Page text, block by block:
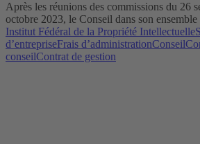
Après les réunions des commissions du 26
octobre 2023, le Conseil dans son
Institut Fédéral de la Propriété Intellectuelle
d’entrepriseFrais d’administrationConseil
conseilContrat de gestion